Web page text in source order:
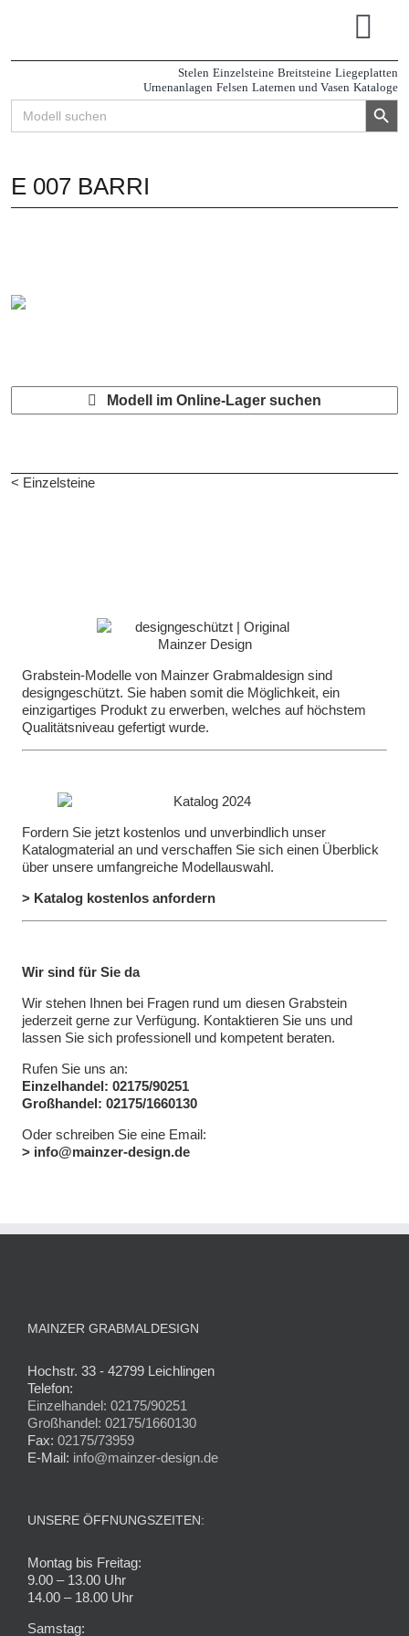
Stelen Einzelsteine Breitsteine Liegeplatten
Urnenanlagen Felsen Laternen und Vasen Kataloge
Search
for:
Search Button
E 007 BARRI
Modell im Online-Lager suchen
< Einzelsteine
Grabstein-Modelle von Mainzer Grabmaldesign sind
designgeschützt. Sie haben somit die Möglichkeit, ein
einzigartiges Produkt zu erwerben, welches auf höchstem
Qualitätsniveau gefertigt wurde.
Fordern Sie jetzt kostenlos und unverbindlich unser
Katalogmaterial an und verschaffen Sie sich einen Überblick
über unsere umfangreiche Modellauswahl.
> Katalog kostenlos anfordern
Wir sind für Sie da
Wir stehen Ihnen bei Fragen rund um diesen Grabstein
jederzeit gerne zur Verfügung. Kontaktieren Sie uns und
lassen Sie sich professionell und kompetent beraten.
Rufen Sie uns an:
Einzelhandel: 02175/90251
Großhandel: 02175/1660130
Oder schreiben Sie eine Email:
> info@mainzer-design.de
MAINZER GRABMALDESIGN
Hochstr. 33 - 42799 Leichlingen
Telefon:
Einzelhandel: 02175/90251
Großhandel: 02175/1660130
Fax: 02175/73959
E-Mail: info@mainzer-design.de
UNSERE ÖFFNUNGSZEITEN:
Montag bis Freitag:
9.00 – 13.00 Uhr
14.00 – 18.00 Uhr
Samstag: